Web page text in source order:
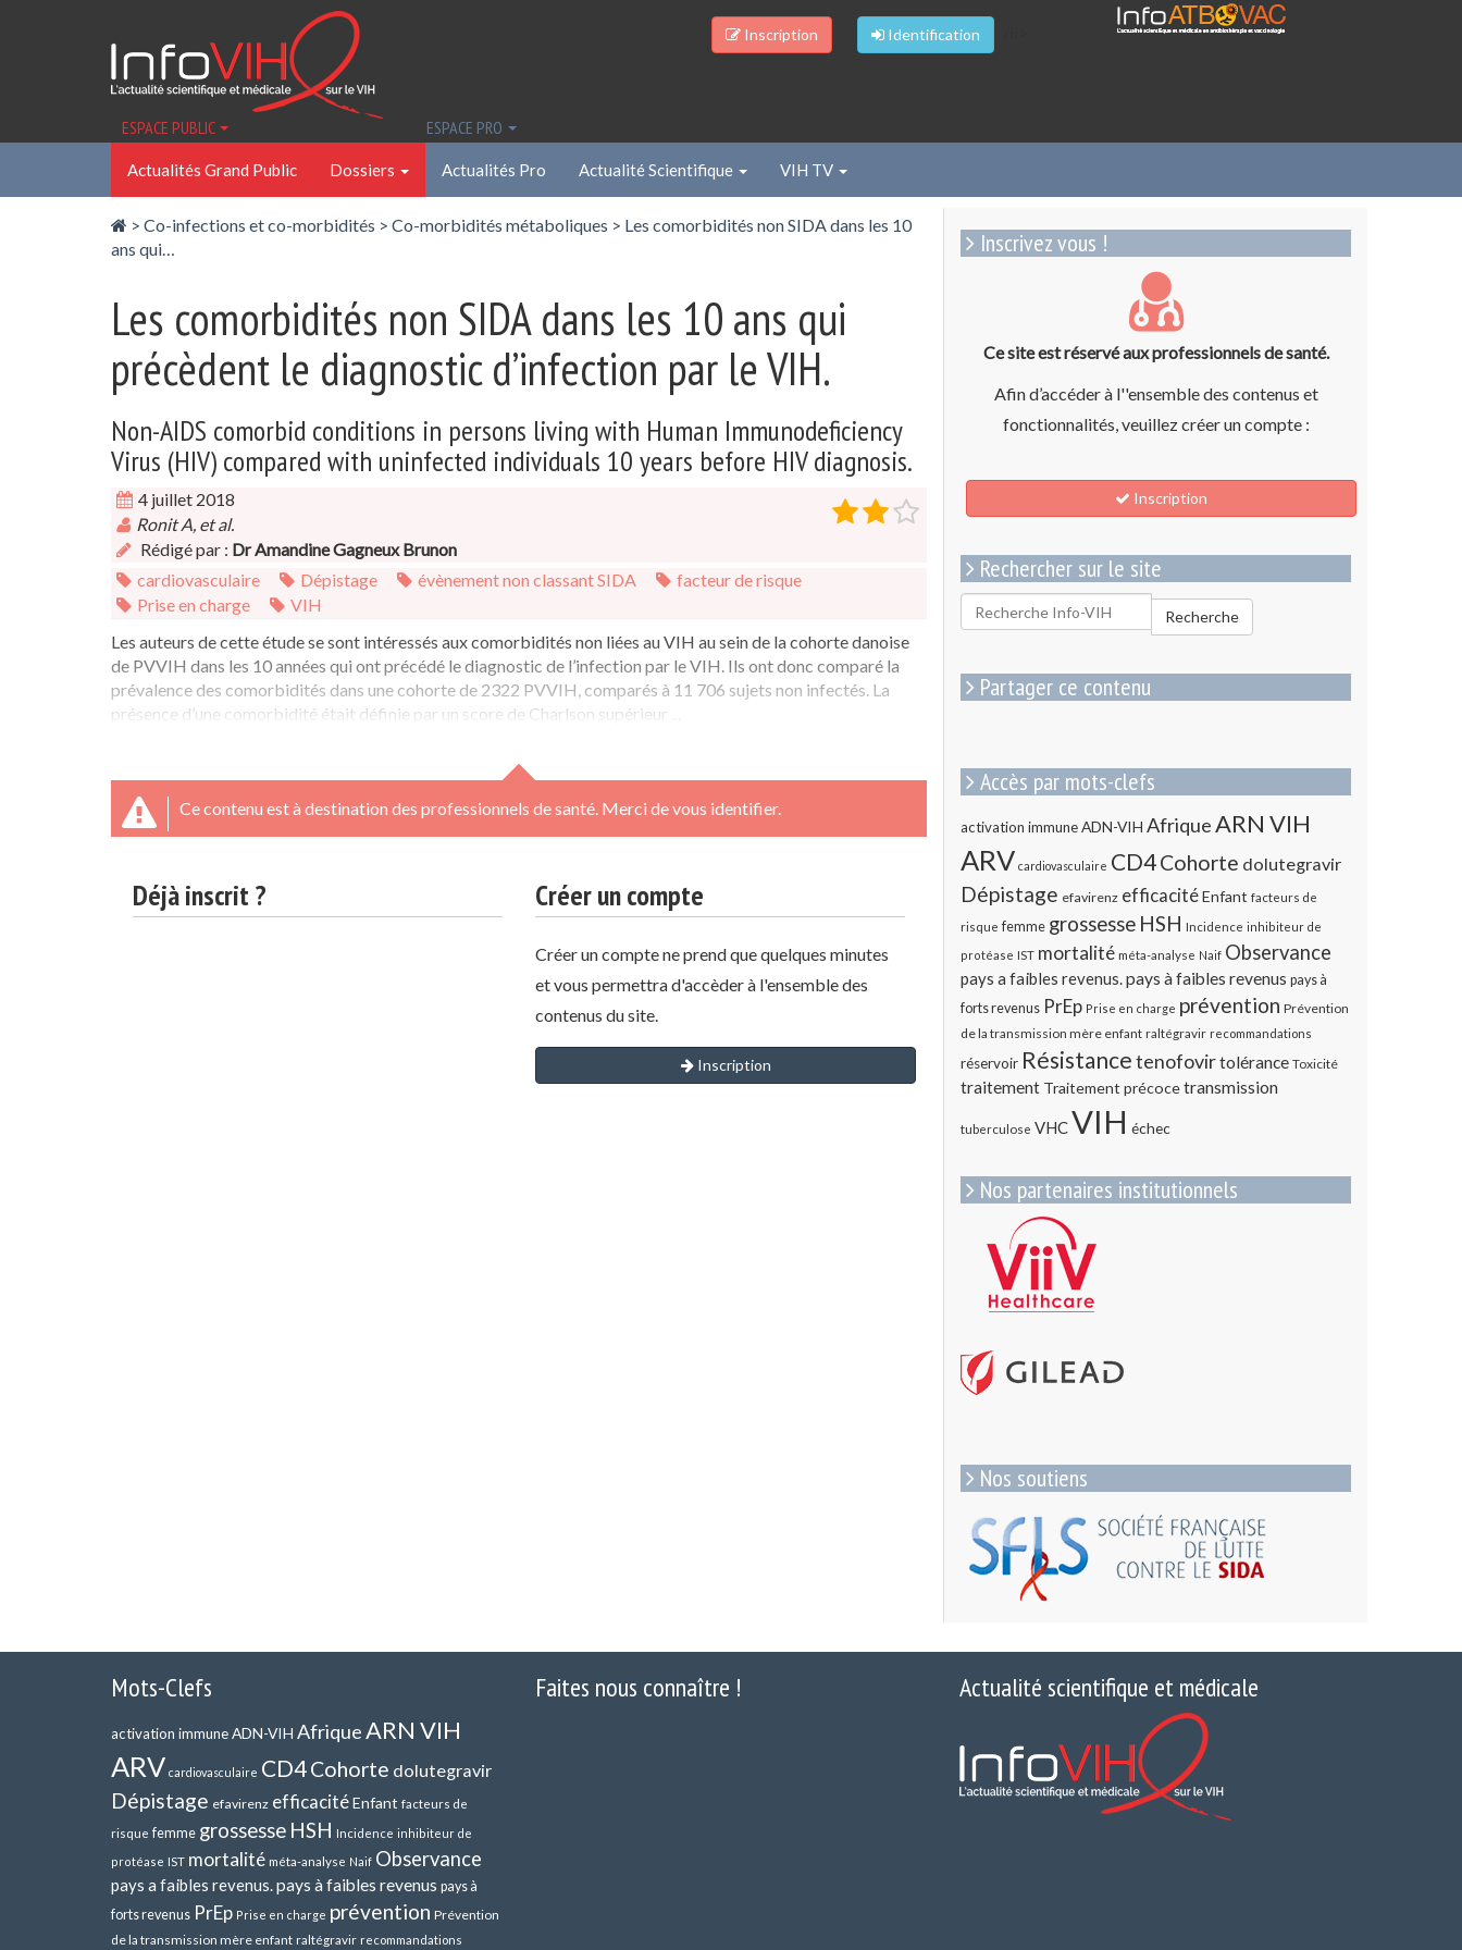
Inscription Identification
ESPACE PUBLIC ESPACE PRO
Actualités Grand Public Dossiers Actualités Pro Actualité Scientifique VIH TV
> Co-infections et co-morbidités > Co-morbidités métaboliques > Les comorbidités non SIDA dans les 10
ans qui…
Les comorbidités non SIDA dans les 10 ans qui
précèdent le diagnostic d’infection par le VIH.
Non-AIDS comorbid conditions in persons living with Human Immunodeficiency
Virus (HIV) compared with uninfected individuals 10 years before HIV diagnosis.
4 juillet 2018
Ronit A, et al.
Rédigé par : Dr Amandine Gagneux Brunon
cardiovasculaire
Dépistage évènement non classant SIDA
facteur de risque
Prise en charge
VIH
Les auteurs de cette étude se sont intéressés aux comorbidités non liées au VIH au sein de la cohorte danoise
de PVVIH dans les 10 années qui ont précédé le diagnostic de l’infection par le VIH. Ils ont donc comparé la
prévalence des comorbidités dans une cohorte de 2322 PVVIH, comparés à 11 706 sujets non infectés. La
présence d’une comorbidité était définie par un score de Charlson supérieur ...
Ce contenu est à destination des professionnels de santé. Merci de vous identifier.
Déjà inscrit ? Créer un compte
Créer un compte ne prend que quelques minutes
et vous permettra d'accèder à l'ensemble des
contenus du site.
Inscription
Inscrivez vous !
Ce site est réservé aux professionnels de santé.
Afin d’accéder à l''ensemble des contenus et
fonctionnalités, veuillez créer un compte :
Inscription
Rechercher sur le site
Rechercher
pour
Recherche
Partager ce contenu
Accès par mots-clefs
activation immuneADN-VIH AfriqueARN VIH
ARV cardiovasculaire CD4Cohorte dolutegravir
Dépistage efavirenz efficacitéEnfant facteurs de
risque femme grossesse HSH Incidence inhibiteur de
protéase IST mortalité méta-analyse Naif Observance
pays a faibles revenus.pays à faibles revenus pays à
forts revenus PrEp Prise en charge prévention Prévention
de la transmission mère enfant raltégravir recommandations
réservoir Résistancetenofovirtolérance Toxicité
traitement Traitement précocetransmission
tuberculose VHCVIH échec
Nos partenaires institutionnels
Nos soutiens
Mots-Clefs
activation immuneADN-VIH AfriqueARN VIH
ARV cardiovasculaire CD4Cohorte dolutegravir
Dépistage efavirenz efficacitéEnfant facteurs de
risque femme grossesse HSH Incidence inhibiteur de
protéase IST mortalité méta-analyse Naif Observance
pays a faibles revenus.pays à faibles revenus pays à
forts revenus PrEp Prise en charge prévention Prévention
de la transmission mère enfant raltégravir recommandations
Faites nous connaître ! Actualité scientifique et médicale